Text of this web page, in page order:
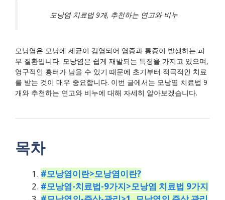
모낭염 치료법 9개, 추천하는 연고와 비누
모낭염은 모낭에 세균이 감염되어 염증과 통증이 발생하는 피
부 질환입니다. 모낭염은 쉽게 재발되는 특징을 가지고 있으며,
영구적인 흉터가 남을 수 있기 때문에 초기부터 적극적인 치료
를 받는 것이 매우 중요합니다. 이번 글에서는 모낭염 치료법 9
개와 추천하는 연고와 비누에 대해 자세히 알아보겠습니다.
목차
#모낭염이란>모낭염이란?
#모낭염-치료법-9가지>모낭염 치료법 9가지